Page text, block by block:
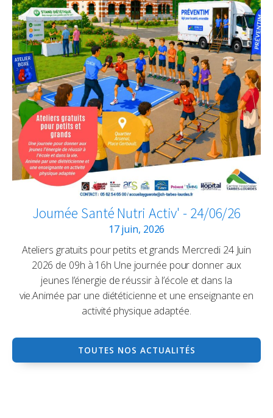
Journée Santé Nutri Activ' - 24/06/26
17 juin, 2026
Ateliers gratuits pour petits et grands Mercredi 24 Juin
2026 de 09h à 16h Une journée pour donner aux
jeunes l’énergie de réussir à l’école et dans la
vie.Animée par une diététicienne et une enseignante en
activité physique adaptée.
TOUTES NOS ACTUALITÉS